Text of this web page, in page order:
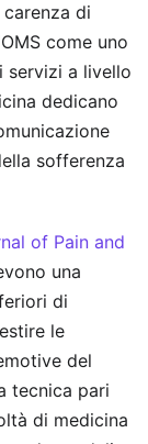
di
come uno
servizi a livello
dedicano
sofferenza
of Pain and
una
di
le
del
tecnica pari
di medicina